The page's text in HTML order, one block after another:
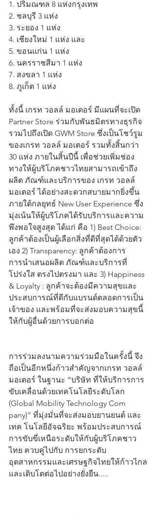
1. ปริมณฑล 8 แห่งกรุงเทพ
2. ชลบุรี 3 แห่ง
3. ระยอง 1 แห่ง
4. เชียงใหม่ 1 แห่ง และ
5. ขอนแก่น 1 แห่ง
6. นครราชสีมา 1 แห่ง
7. สงขลา 1 แห่ง
8. ภูเก็ต 1 แห่ง
ทั้งนี้ เกรท วอลล์ มอเตอร์ มีแผนที่จะเปิด
Partner Store ร่วมกับพันธมิตรทางธุรกิจ
รวมไปถึงเปิด GWM Store ซึ่งเป็นโชว์รูม
ของเกรท วอลล์ มอเตอร์ รวมทั้งสิ้นกว่า
30 แห่ง ภายในสิ้นปีนี้ เพื่อช่วยเพิ่มช่อง
ทางให้ผู้บริโภคชาวไทยสามารถเข้าถึง
ผลิต ภัณฑ์และบริการของ เกรท วอลล์
มอเตอร์ ได้อย่างสะดวกสบายมากยิ่งขึ้น
ภายใต้กลยุทธ์ New User Experience ซึ่ง
มุ่งเน้นให้ผู้บริโภคได้รับบริการและความ
พึงพอใจสูงสุด ได้แก่ คือ 1) Best Choice:
ลูกค้าต้องเป็นผู้เลือกสิ่งที่ดีที่สุดได้ด้วยตัว
เอง 2) Transparency: ลูกค้าต้องการ
การนำเสนอผลิต ภัณฑ์และบริการที่
โปร่งใส ตรงไปตรงมา และ 3) Happiness
& Loyalty : ลูกค้าจะต้องมีความสุขและ
ประสบการณ์ที่ดีกับแบรนด์ตลอดการเป็น
เจ้าของ และพร้อมที่จะส่งมอบความสุขนี้
ให้กับผู้อื่นด้วยการบอกต่อ
การร่วมลงนามความร่วมมือในครั้งนี้ จึง
ถือเป็นอีกหนึ่งก้าวสำคัญจากเกรท วอลล์
มอเตอร์ ในฐานะ “บริษัท ที่ให้บริการการ
ขับเคลื่อนด้วยเทคโนโลยีระดับโลก
(Global Mobility Technology Com
pany)” ที่มุ่งมั่นที่จะส่งมอบยานยนต์ และ
เทค โนโลยีอัจฉริยะ พร้อมประสบการณ์
การขับขี่เหนือระดับให้กับผู้บริโภคชาว
ไทย ควบคู่ไปกับ การยกระดับ
อุตสาหกรรมและเศรษฐกิจไทยให้ก้าวไกล
และเติบโตต่อไปอย่างยั่งยืน.....